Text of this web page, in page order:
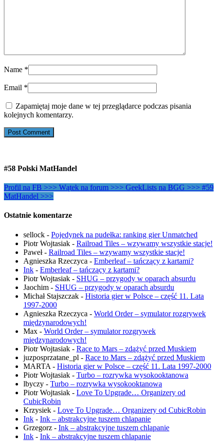
Name *
Email *
Zapamiętaj moje dane w tej przeglądarce podczas pisania
kolejnych komentarzy.
#58 Polski MatHandel
Profil na FB >>> Wątek na forum >>> GeekLists na BGG >>> #59
MatHandel >>>
Ostatnie komentarze
sellock - Pojedynek na pudełka: ranking gier Unmatched
Piotr Wojtasiak - Railroad Tiles – wzywamy wszystkie stacje!
Paweł- Railroad Tiles – wzywamy wszystkie stacje!
Agnieszka Rzeczyca - Emberleaf – tańczący z kartami?
Ink - Emberleaf – tańczący z kartami?
Piotr Wojtasiak - SHUG – przygody w oparach absurdu
Jaochim - SHUG – przygody w oparach absurdu
Michał Stajszczak - Historia gier w Polsce – część 11. Lata
1997-2000
Agnieszka Rzeczyca - World Order – symulator rozgrywek
międzynarodowych!
Max - World Order – symulator rozgrywek
międzynarodowych!
Piotr Wojtasiak - Race to Mars – zdążyć przed Muskiem
juzposprzatane_pl - Race to Mars – zdążyć przed Muskiem
MARTA - Historia gier w Polsce – część 11. Lata 1997-2000
Piotr Wojtasiak - Turbo – rozrywka wysokooktanowa
lbyczy - Turbo – rozrywka wysokooktanowa
Piotr Wojtasiak - Love To Upgrade… Organizery od
CubicRobin
Krzysiek - Love To Upgrade… Organizery od CubicRobin
Ink - Ink – abstrakcyjne tuszem chlapanie
Grzegorz - Ink – abstrakcyjne tuszem chlapanie
Ink - Ink – abstrakcyjne tuszem chlapanie